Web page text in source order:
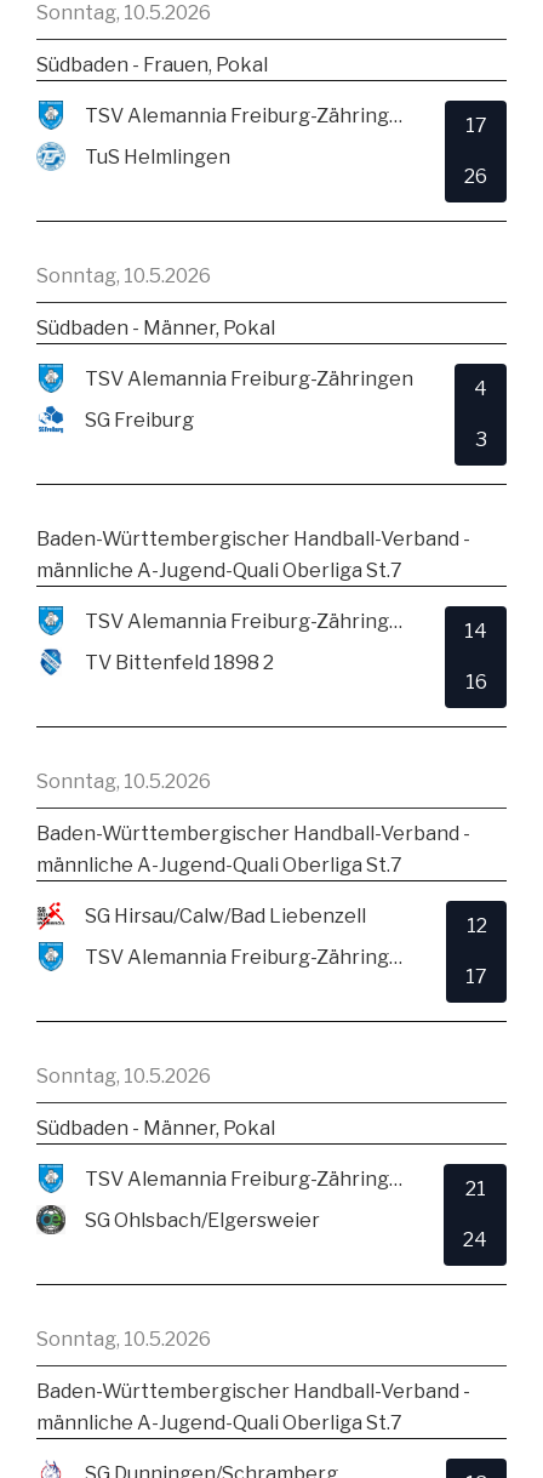
Sonntag, 10.5.2026
Südbaden - Frauen, Pokal
TSV Alemannia Freiburg-Zähringen
TuS Helmlingen
17
26
Sonntag, 10.5.2026
Südbaden - Männer, Pokal
TSV Alemannia Freiburg-Zähringen
SG Freiburg
4
3
Baden-Württembergischer Handball-Verband -
männliche A-Jugend-Quali Oberliga St.7
TSV Alemannia Freiburg-Zähringen
TV Bittenfeld 1898 2
14
16
Sonntag, 10.5.2026
Baden-Württembergischer Handball-Verband -
männliche A-Jugend-Quali Oberliga St.7
SG Hirsau/Calw/Bad Liebenzell
TSV Alemannia Freiburg-Zähringen
12
17
Sonntag, 10.5.2026
Südbaden - Männer, Pokal
TSV Alemannia Freiburg-Zähringen
SG Ohlsbach/Elgersweier
21
24
Sonntag, 10.5.2026
Baden-Württembergischer Handball-Verband -
männliche A-Jugend-Quali Oberliga St.7